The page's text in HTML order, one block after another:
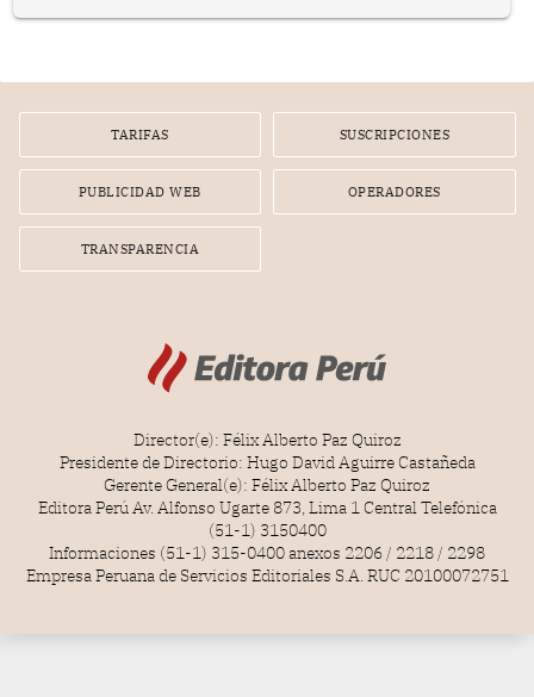
por la frustrada realización de un meet and greet con
TARIFAS SUSCRIPCIONES
PUBLICIDAD WEB OPERADORES
TRANSPARENCIA
Director(e): Félix Alberto Paz Quiroz
Presidente de Directorio: Hugo David Aguirre Castañeda
Gerente General(e): Félix Alberto Paz Quiroz
Editora Perú Av. Alfonso Ugarte 873, Lima 1 Central Telefónica
(51-1) 3150400
Informaciones (51-1) 315-0400 anexos 2206 / 2218 / 2298
Empresa Peruana de Servicios Editoriales S.A. RUC 20100072751